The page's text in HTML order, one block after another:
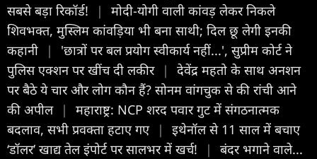
सबसे बड़ा रिकॉर्ड!
|
मोदी-योगी वाली कांवड़ लेकर निकले
शिवभक्त, मुस्लिम कांवड़िया भी बना साथी; दिल छू लेगी इनकी
कहानी
|
'छात्रों पर बल प्रयोग स्वीकार्य नहीं...', सुप्रीम कोर्ट ने
पुलिस एक्शन पर खींच दी लकीर |
देवेंद्र महतो के साथ अनशन
पर बैठे ये चार और लोग कौन हैं? सोनम वांगचुक से की रांची आने
की अपील |
महाराष्ट्र: NCP शरद पवार गुट में संगठनात्मक
बदलाव, सभी प्रवक्ता हटाए गए |
इथेनॉल से 11 साल में बचाए
‘डॉलर’ खाद्य तेल इंपोर्ट पर सालभर में खर्च!
|
बंदर भगाने वाले...